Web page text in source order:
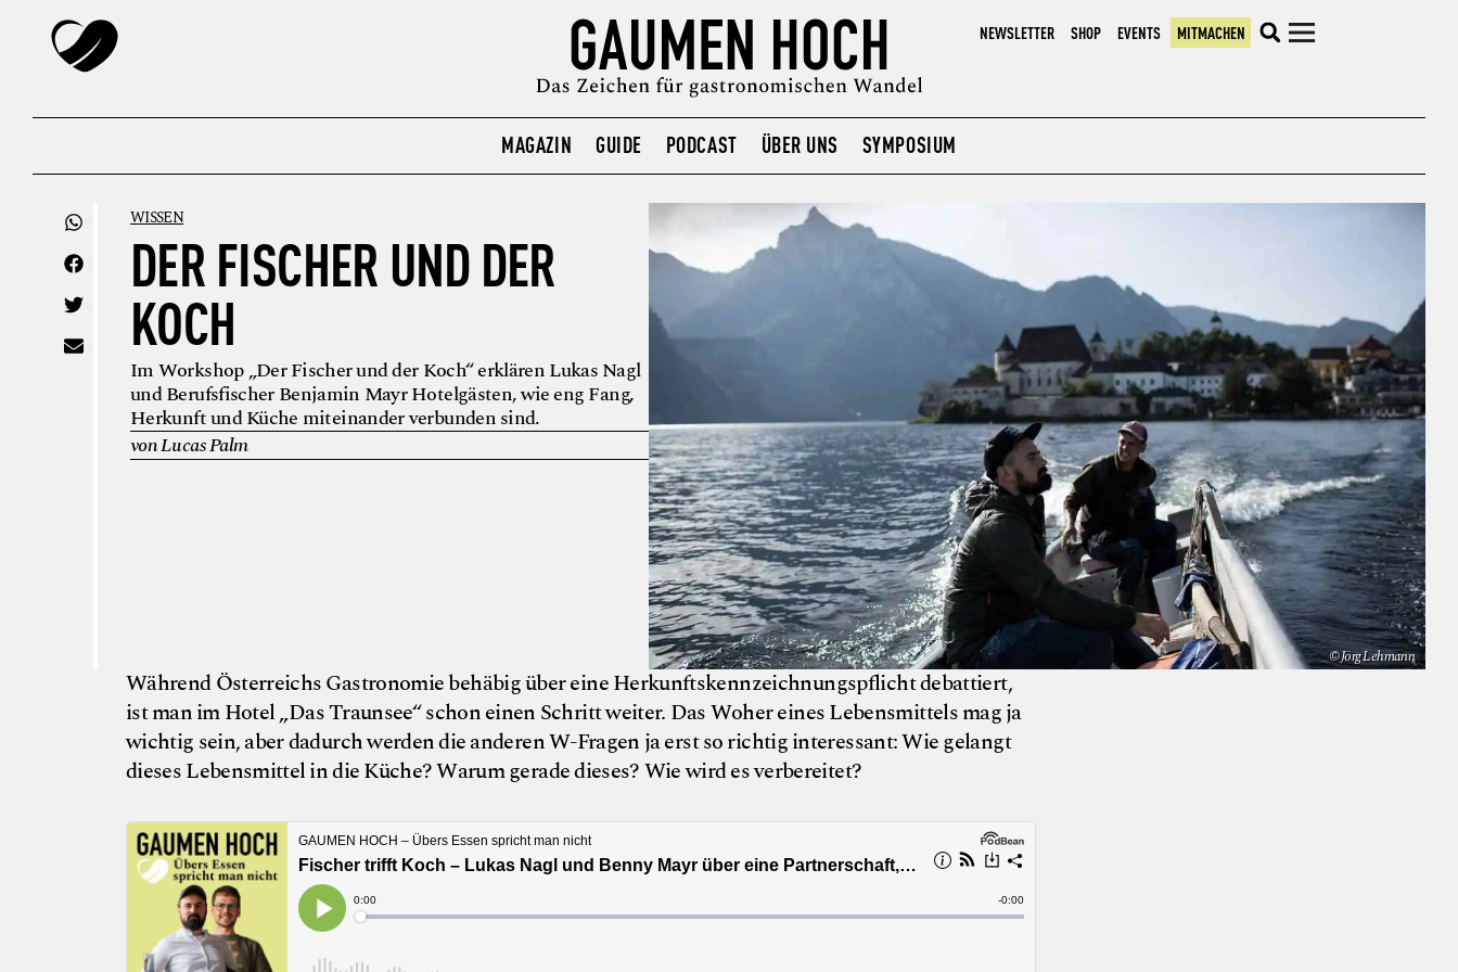
NEWSLETTER SHOP EVENTS MITMACHEN
MAGAZIN GUIDE PODCAST ÜBER UNS SYMPOSIUM
WISSEN
DER FISCHER UND DER
KOCH
Im Workshop „Der Fischer und der Koch“ erklären Lukas Nagl
und Berufsfischer Benjamin Mayr Hotelgästen, wie eng Fang,
Herkunft und Küche miteinander verbunden sind.
von Lucas Palm
© Jörg Lehmann
Während Österreichs Gastronomie behäbig über eine Herkunftskennzeichnungspflicht debattiert,
ist man im Hotel „Das Traunsee“ schon einen Schritt weiter. Das Woher eines Lebensmittels mag ja
wichtig sein, aber dadurch werden die anderen W-Fragen ja erst so richtig interessant: Wie gelangt
dieses Lebensmittel in die Küche? Warum gerade dieses? Wie wird es verbereitet?